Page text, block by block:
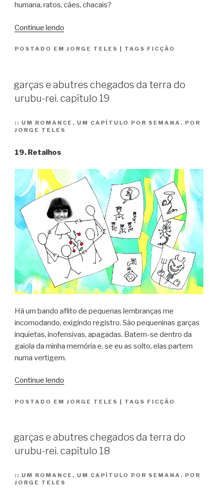
humana, ratos, cães, chacais?
Continue lendo
abutres
terra
do
rei.
capítulo
POSTADO EM JORGE TELES TAGS FICÇÃO
garças e abutres chegados da terra do
urubu-rei. capítulo 19
:: UM ROMANCE, UM CAPÍTULO POR SEMANA. POR
JORGE TELES
19. Retalhos
Há um bando aflito de pequenas lembranças me
incomodando, exigindo registro. São pequeninas garças
inquietas, inofensivas, apagadas. Batem-se dentro da
gaiola da minha memória e, se eu as solto, elas partem
numa vertigem.
Continue lendo
abutres
terra
do
rei.
capítulo
POSTADO EM JORGE TELES | TAGS FICÇÃO
garças e abutres chegados da terra do
urubu-rei. capítulo 18
:: UM ROMANCE, UM CAPÍTULO POR SEMANA. POR
JORGE TELES